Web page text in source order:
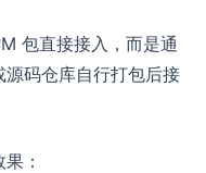
包直接接入，而是通
码仓库自行打包后接
：